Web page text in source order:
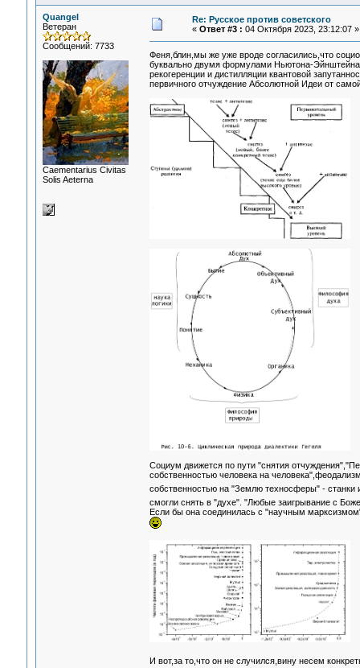
Quangel
Ветеран
Сообщений: 7733
Сaementarius Civitas
Solis Aeterna
Re: Русское против советского
« Ответ #3 : 04 Октября 2023, 23:12:07 »
Феня,блин,мы же уже вроде согласились,что
буквально двумя формулами Ньютона-
рекогеренции и дистилляции квантовой
первичного отчуждение Абсолютной Идеи от
Социум движется по пути "снятия
собственностью человека на
собственностью на "Землю техносферы" -
смогли снять в "духе". "Любые заигрывание с
Если бы она соединилась с "научным
И вот,за то,что он не случился,вину несем